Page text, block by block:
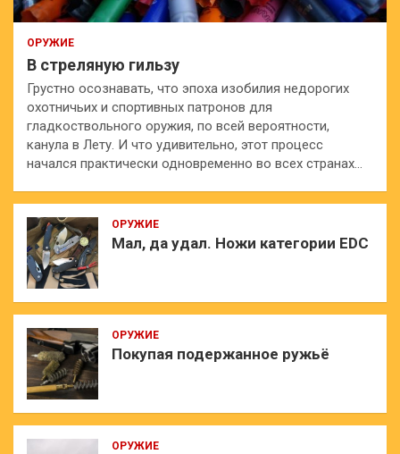
ОРУЖИЕ
В стреляную гильзу
Грустно осознавать, что эпоха изобилия недорогих
охотничьих и спортивных патронов для
гладкоствольного оружия, по всей вероятности,
канула в Лету. И что удивительно, этот процесс
начался практически одновременно во всех странах…
ОРУЖИЕ
Мал, да удал. Ножи категории EDC
ОРУЖИЕ
Покупая подержанное ружьё
ОРУЖИЕ